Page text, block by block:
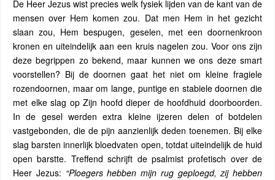
De Heer Jezus wist precies welk fysiek lijden van de kant van de
mensen over Hem komen zou. Dat men Hem in het gezicht
slaan zou, Hem bespugen, geselen, met een doornenkroon
kronen en uiteindelijk aan een kruis nagelen zou. Voor ons zijn
deze begrippen zo bekend, maar kunnen we ons deze smart
voorstellen? Bij de doornen gaat het niet om kleine fragiele
rozendoornen, maar om lange, puntige en stabiele doornen die
met elke slag op Zijn hoofd dieper de hoofdhuid doorboorden.
In de gesel werden extra kleine ijzeren delen of botdelen
vastgebonden, die de pijn aanzienlijk deden toenemen. Bij elke
slag barsten innerlijk bloedvaten open, totdat uiteindelijk de huid
open barstte. Treffend schrijft de psalmist profetisch over de
Heer Jezus: “Ploegers hebben mijn rug geploegd, zij hebben